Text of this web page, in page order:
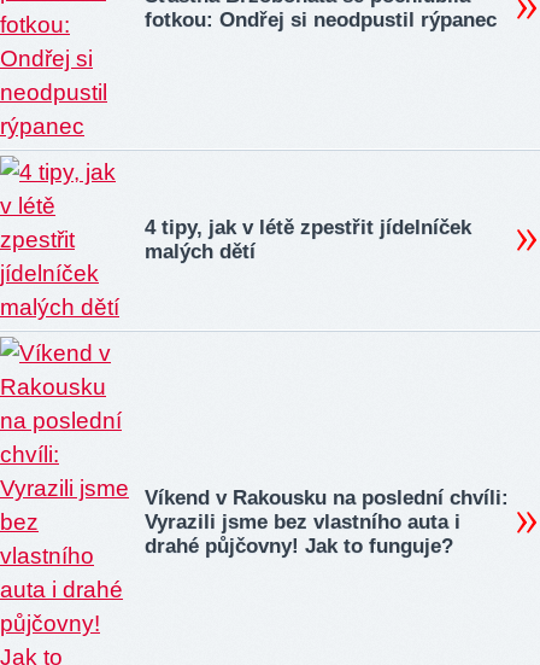
fotkou: Ondřej si neodpustil rýpanec
4 tipy, jak v létě zpestřit jídelníček
malých dětí
Víkend v Rakousku na poslední chvíli:
Vyrazili jsme bez vlastního auta i
drahé půjčovny! Jak to funguje?